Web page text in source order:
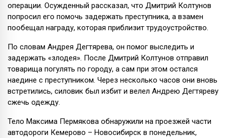
операции. Осужденный рассказал, что Дмитрий Колтунов
попросил его помочь задержать преступника, а взамен
пообещал награду, которая приблизит трудоустройство.
По словам Андрея Дегтярева, он помог выследить и
задержать «злодея». После Дмитрий Колтунов отправил
товарища погулять по городу, а сам при этом остался
наедине с преступником. Через несколько часов они вновь
встретились, силовик был избит и велел Андрею Дегтяреву
сжечь одежду.
Тело Максима Пермякова обнаружили на проезжей части
автодороги Кемерово – Новосибирск в понедельник,